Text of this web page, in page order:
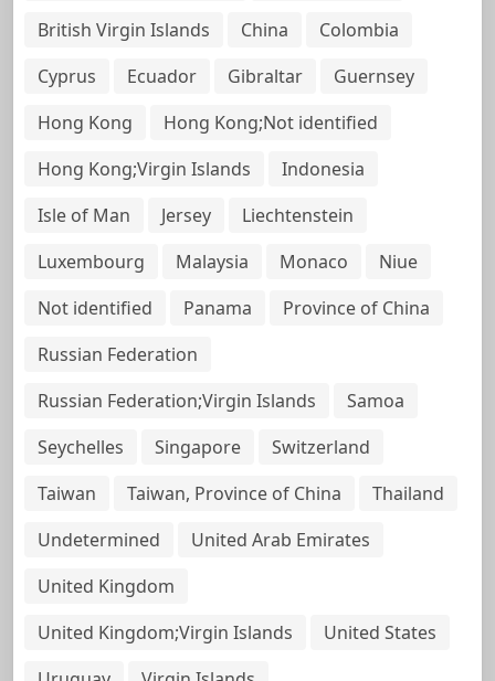
British Virgin Islands
China
Colombia
Cyprus
Ecuador Gibraltar
Guernsey
Hong Kong
Hong Kong;Not identified
Hong Kong;Virgin Islands
Indonesia
Isle of Man
Jersey
Liechtenstein
Luxembourg
Malaysia Monaco
Niue
Not identified
Panama
Province of China
Russian Federation
Russian Federation;Virgin Islands
Samoa
Seychelles
Singapore
Switzerland
Taiwan
Taiwan, Province of China
Thailand
Undetermined
United Arab Emirates
United Kingdom
United Kingdom;Virgin Islands
United States